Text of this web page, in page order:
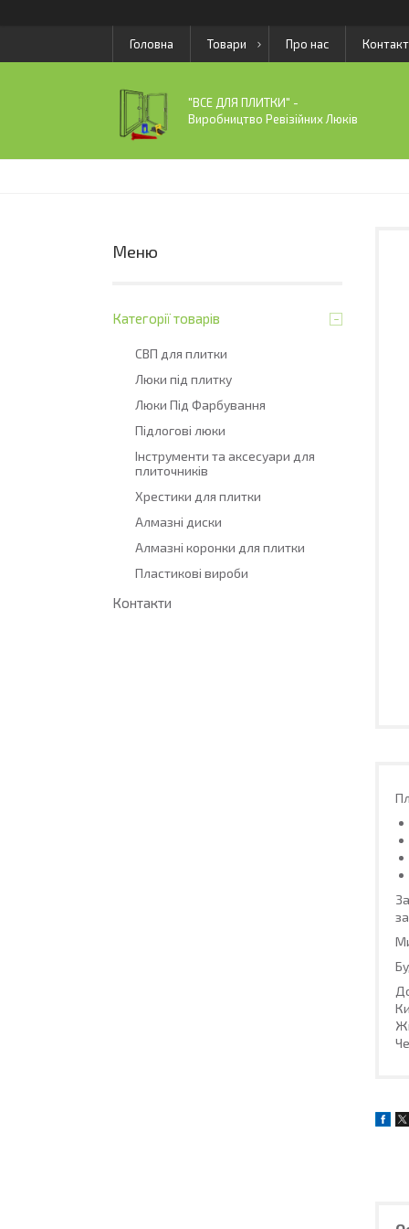
Головна Товари Про нас
"ВСЕ ДЛЯ ПЛИТКИ" -
Виробництво Ревізійних Люків
Категорії товарів
СВП для плитки
Люки під плитку
Люки Під Фарбування
Підлогові люки
Інструменти та аксесуари для
плиточників
Хрестики для плитки
Алмазні диски
Алмазні коронки для плитки
Пластикові вироби
Контакти